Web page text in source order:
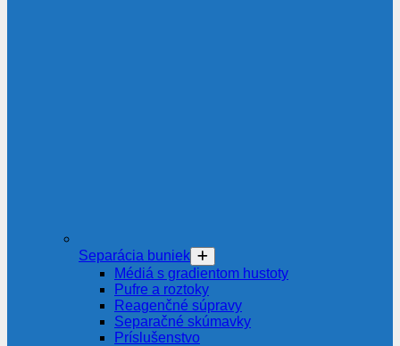
Separácia buniek
Médiá s gradientom hustoty
Pufre a roztoky
Reagenčné súpravy
Separačné skúmavky
Príslušenstvo